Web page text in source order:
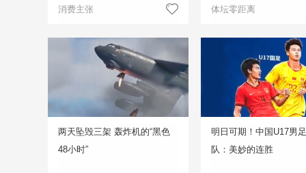
消费主张 体坛零距离
两天坠毁三架 轰炸机的“黑色
48小时”
明日可期！中国U17男
队：美妙的连胜